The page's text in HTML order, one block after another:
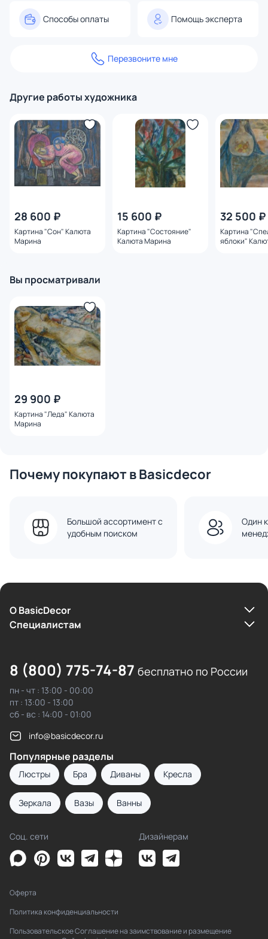
Способы оплаты Помощь эксперта
Перезвоните мне
Другие работы художника
28 600 ₽
Картина "Сон" Калюта
Марина
15 600 ₽
Картина "Состояние"
Калюта Марина
32 500 ₽
Картина
яблоки"
Вы просматривали
29 900 ₽
Картина "Леда" Калюта
Марина
Почему покупают в Basicdecor
Большой ассортимент с
удобным поиском
Один
О BasicDecor
Cпециалистам
8 (800) 775-74-87 бесплатно по России
пн - чт : 13:00 - 00:00
пт : 13:00 - 13:00
сб - вс : 14:00 - 01:00
info@basicdecor.ru
Популярные разделы
Люстры Бра Диваны Кресла
Зеркала Вазы Ванны
Соц. сети Дизайнерам
Оферта
Политика конфиденциальности
Пользовательское Соглашение на заимствование и размещение